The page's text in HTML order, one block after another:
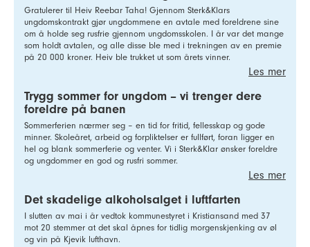
Gratulerer til Heiv Reebar Taha! Gjennom Sterk&Klars
ungdomskontrakt gjør ungdommene en avtale med foreldrene sine
om å holde seg rusfrie gjennom ungdomsskolen. I år var det mange
som holdt avtalen, og alle disse ble med i trekningen av en premie
på 20 000 kroner. Heiv ble trukket ut som årets vinner.
Les mer
Trygg sommer for ungdom – vi trenger dere
foreldre på banen
Sommerferien nærmer seg – en tid for fritid, fellesskap og gode
minner. Skoleåret, arbeid og forpliktelser er fullført, foran ligger en
hel og blank sommerferie og venter. Vi i Sterk&Klar ønsker foreldre
og ungdommer en god og rusfri sommer.
Les mer
Det skadelige alkoholsalget i luftfarten
I slutten av mai i år vedtok kommunestyret i Kristiansand med 37
mot 20 stemmer at det skal åpnes for tidlig morgenskjenking av øl
og vin på Kjevik lufthavn.